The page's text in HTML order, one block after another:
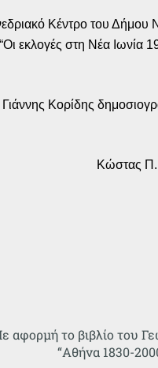
Κέντρο του Δήμου
εκλογές στη Νέα Ιωνία
Κορίδης
Κώστας Π.
αφορμή το βιβλίο του
“Αθήνα 1830-